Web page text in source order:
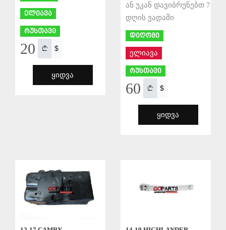
ელიავა
რუსთავი
20 $
ᲧᲘᲓᲕᲐ
ან უკან დავიბრუნებთ 7
დღის ვადაში
დიღომი
ელიავა
რუსთავი
60 $
ᲧᲘᲓᲕᲐ